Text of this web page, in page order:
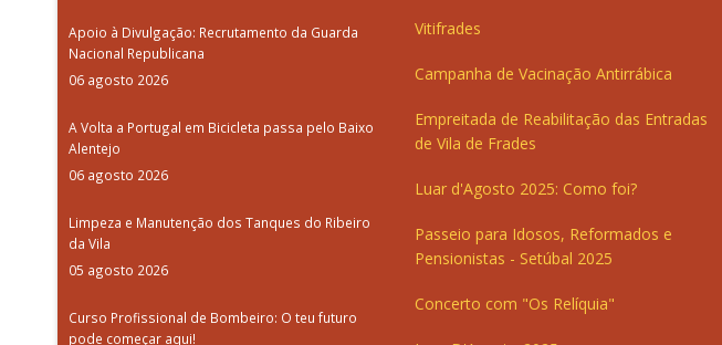
Apoio à Divulgação: Recrutamento da Guarda
Nacional Republicana
06 agosto 2026
A Volta a Portugal em Bicicleta passa pelo Baixo
Alentejo
06 agosto 2026
Limpeza e Manutenção dos Tanques do Ribeiro
da Vila
05 agosto 2026
Curso Profissional de Bombeiro: O teu futuro
pode começar aqui!
Vitifrades
Campanha de Vacinação Antirrábica
Empreitada de Reabilitação das Entradas
de Vila de Frades
Luar d'Agosto 2025: Como foi?
Passeio para Idosos, Reformados e
Pensionistas - Setúbal 2025
Concerto com "Os Relíquia"